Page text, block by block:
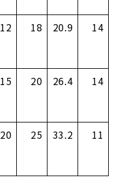
12 18 20.9 14
15 20 26.4 14
20 25 33.2 11